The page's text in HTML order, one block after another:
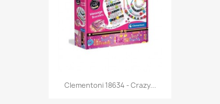
Anteprima
Clementoni 18634 - Crazy...